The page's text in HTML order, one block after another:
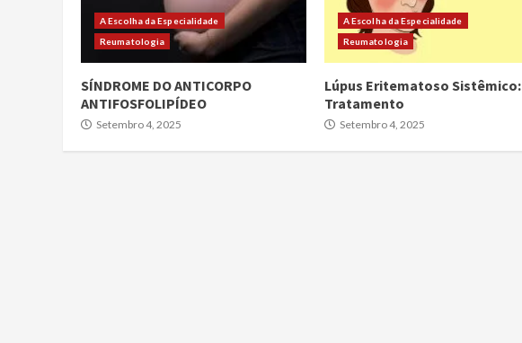
A Escolha da Especialidade
Reumatologia
SÍNDROME DO ANTICORPO
ANTIFOSFOLIPÍDEO
Setembro 4, 2025
A Escolha da Especialidade
Reumatologia
Lúpus Eritematoso Sistêmico:
Tratamento
Setembro 4, 2025